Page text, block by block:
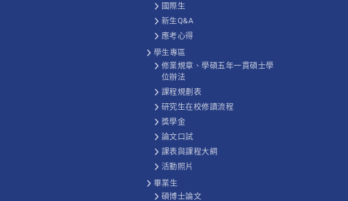
國際生
新生Q&A
應考心得
學生專區
修業規章、學碩五年一貫碩士學
位辦法
課程規劃表
研究生在校修讀流程
獎學金
論文口試
課表與課程大綱
活動照片
畢業生
碩博士論文